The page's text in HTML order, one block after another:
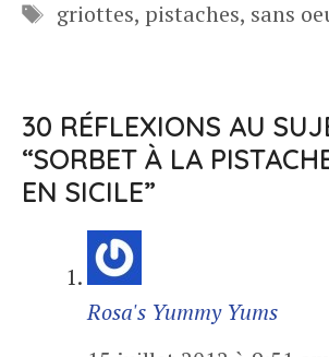
Étiquettes
griottes, pistaches, sans
30 RÉFLEXIONS AU
“SORBET À LA
EN SICILE”
Rosa's Yummy Yums